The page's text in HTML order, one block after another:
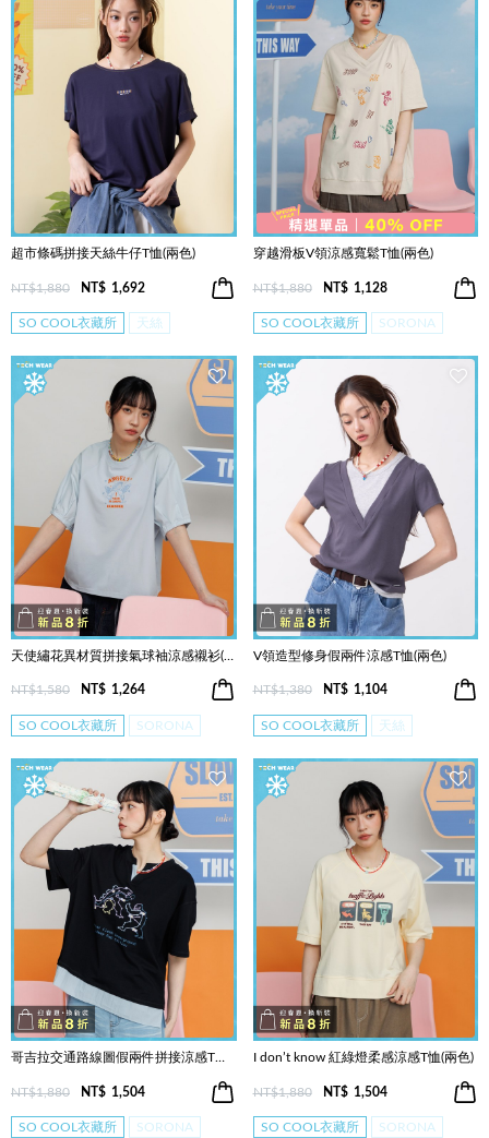
超市條碼拼接天絲牛仔T恤(兩色)
NT$1,880 NT$ 1,692
SO COOL衣藏所 天絲
穿越滑板V領涼感寬鬆T恤(兩色)
NT$1,880 NT$ 1,128
SO COOL衣藏所 SORONA
天使繡花異材質拼接氣球袖涼感襯衫(兩色)
NT$1,580 NT$ 1,264
SO COOL衣藏所 SORONA
V領造型修身假兩件涼感T恤(兩色)
NT$1,380 NT$ 1,104
SO COOL衣藏所 天絲
哥吉拉交通路線圖假兩件拼接涼感T恤(兩色)
NT$1,880 NT$ 1,504
SO COOL衣藏所 SORONA
I don’t know 紅綠燈柔感涼感T恤(兩色)
NT$1,880 NT$ 1,504
SO COOL衣藏所 SORONA